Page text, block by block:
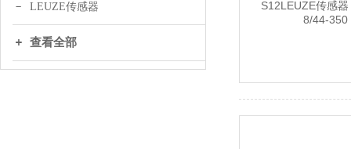
LEUZE传感器
查看全部